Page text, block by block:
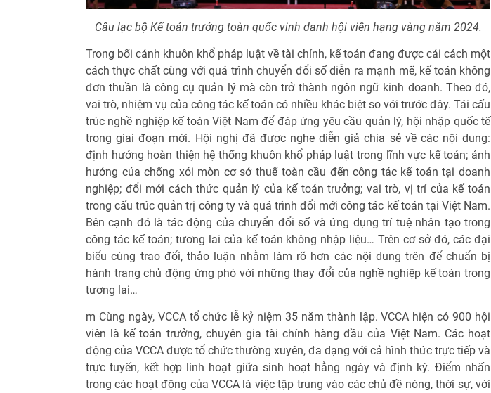
Câu lạc bộ Kế toán trưởng toàn quốc vinh danh hội viên hạng vàng năm 2024.
Trong bối cảnh khuôn khổ pháp luật về tài chính, kế toán đang được cải cách một
cách thực chất cùng với quá trình chuyển đổi số diễn ra mạnh mẽ, kế toán không
đơn thuần là công cụ quản lý mà còn trở thành ngôn ngữ kinh doanh. Theo đó,
vai trò, nhiệm vụ của công tác kế toán có nhiều khác biệt so với trước đây. Tái cấu
trúc nghề nghiệp kế toán Việt Nam để đáp ứng yêu cầu quản lý, hội nhập quốc tế
trong giai đoạn mới. Hội nghị đã được nghe diễn giả chia sẻ về các nội dung:
định hướng hoàn thiện hệ thống khuôn khổ pháp luật trong lĩnh vực kế toán; ảnh
hưởng của chống xói mòn cơ sở thuế toàn cầu đến công tác kế toán tại doanh
nghiệp; đổi mới cách thức quản lý của kế toán trưởng; vai trò, vị trí của kế toán
trong cấu trúc quản trị công ty và quá trình đổi mới công tác kế toán tại Việt Nam.
Bên cạnh đó là tác động của chuyển đổi số và ứng dụng trí tuệ nhân tạo trong
công tác kế toán; tương lai của kế toán không nhập liệu… Trên cơ sở đó, các đại
biểu cùng trao đổi, thảo luận nhằm làm rõ hơn các nội dung trên để chuẩn bị
hành trang chủ động ứng phó với những thay đổi của nghề nghiệp kế toán trong
tương lai…
m Cùng ngày, VCCA tổ chức lễ kỷ niệm 35 năm thành lập. VCCA hiện có 900 hội
viên là kế toán trưởng, chuyên gia tài chính hàng đầu của Việt Nam. Các hoạt
động của VCCA được tổ chức thường xuyên, đa dạng với cả hình thức trực tiếp và
trực tuyến, kết hợp linh hoạt giữa sinh hoạt hằng ngày và định kỳ. Ðiểm nhấn
trong các hoạt động của VCCA là việc tập trung vào các chủ đề nóng, thời sự, với